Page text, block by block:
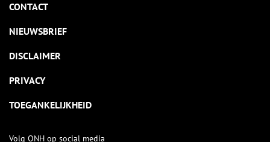
CONTACT
NIEUWSBRIEF
DISCLAIMER
PRIVACY
TOEGANKELIJKHEID
Volg ONH op social media